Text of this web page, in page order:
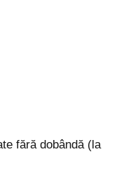
fără dobândă (la